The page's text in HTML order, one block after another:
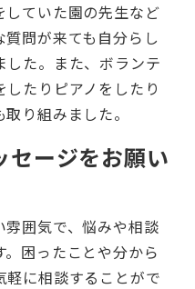
ていた園の先生など
問が来ても自分らし
した。また、ボランテ
たりピアノをしたり
り組みました。
ージをお願い
囲気で、悩みや相談
困ったことや分から
軽に相談することがで